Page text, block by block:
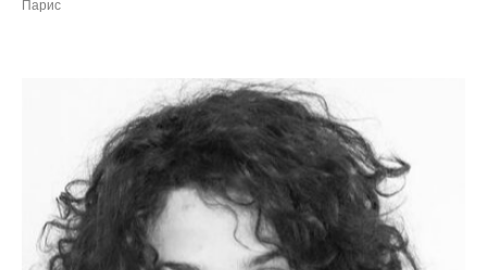
Парис